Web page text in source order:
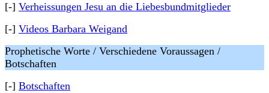
[-] Verheissungen Jesu an die Liebesbundmitglieder
[-] Videos Barbara Weigand
Prophetische Worte / Verschiedene Voraussagen /
Botschaften
[-] Botschaften